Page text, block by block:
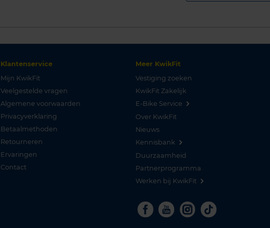
Klantenservice
Mijn KwikFit
Veelgestelde vragen
Algemene voorwaarden
Privacyverklaring
Betaalmethoden
Retourneren
Ervaringen
Contact
Meer KwikFit
Vestiging zoeken
KwikFit Zakelijk
E-Bike Service
Over KwikFit
Nieuws
Kennisbank
Duurzaamheid
Partnerprogramma
Werken bij KwikFit
Facebook
YoutubeInstagram
Tiktok